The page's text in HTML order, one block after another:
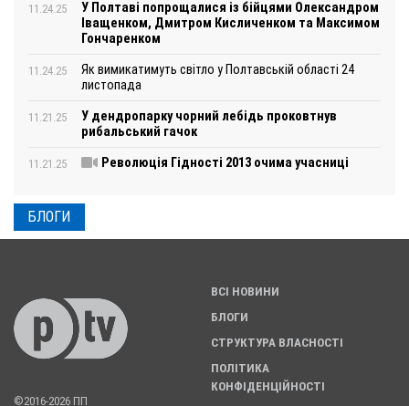
11.24.25
У Полтаві попрощалися із бійцями Олександром
Іващенком, Дмитром Кисличенком та Максимом
Гончаренком
11.24.25
Як вимикатимуть світло у Полтавській області 24
листопада
11.21.25
У дендропарку чорний лебідь проковтнув
рибальський гачок
11.21.25 Революція Гідності 2013 очима учасниці
БЛОГИ
©2016-2026 ПП
ВСІ НОВИНИ
БЛОГИ
СТРУКТУРА ВЛАСНОСТІ
ПОЛІТИКА
КОНФІДЕНЦІЙНОСТІ